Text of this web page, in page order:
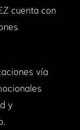
cuenta con
vía
y